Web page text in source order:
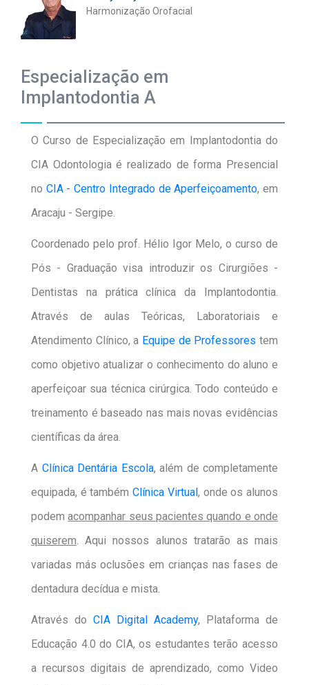
Harmonização Orofacial
Especialização em
Implantodontia A
O Curso de Especialização em Implantodontia do
CIA Odontologia é realizado de forma Presencial
no CIA - Centro Integrado de Aperfeiçoamento, em
Aracaju - Sergipe.
Coordenado pelo prof. Hélio Igor Melo, o curso de
Pós - Graduação visa introduzir os Cirurgiões -
Dentistas na prática clínica da Implantodontia.
Através de aulas Teóricas, Laboratoriais e
Atendimento Clínico, a Equipe de Professores tem
como objetivo atualizar o conhecimento do aluno e
aperfeiçoar sua técnica cirúrgica. Todo conteúdo e
treinamento é baseado nas mais novas evidências
científicas da área.
A Clínica Dentária Escola, além de completamente
equipada, é tambémClínica Virtual, onde os alunos
podemacompanhar seus pacientes quando e onde
quiserem. Aqui nossos alunos tratarão as mais
variadas más oclusões em crianças nas fases de
dentadura decídua e mista.
Através do CIA Digital Academy, Plataforma de
Educação 4.0 do CIA, os estudantes terão acesso
a recursos digitais de aprendizado, como Video